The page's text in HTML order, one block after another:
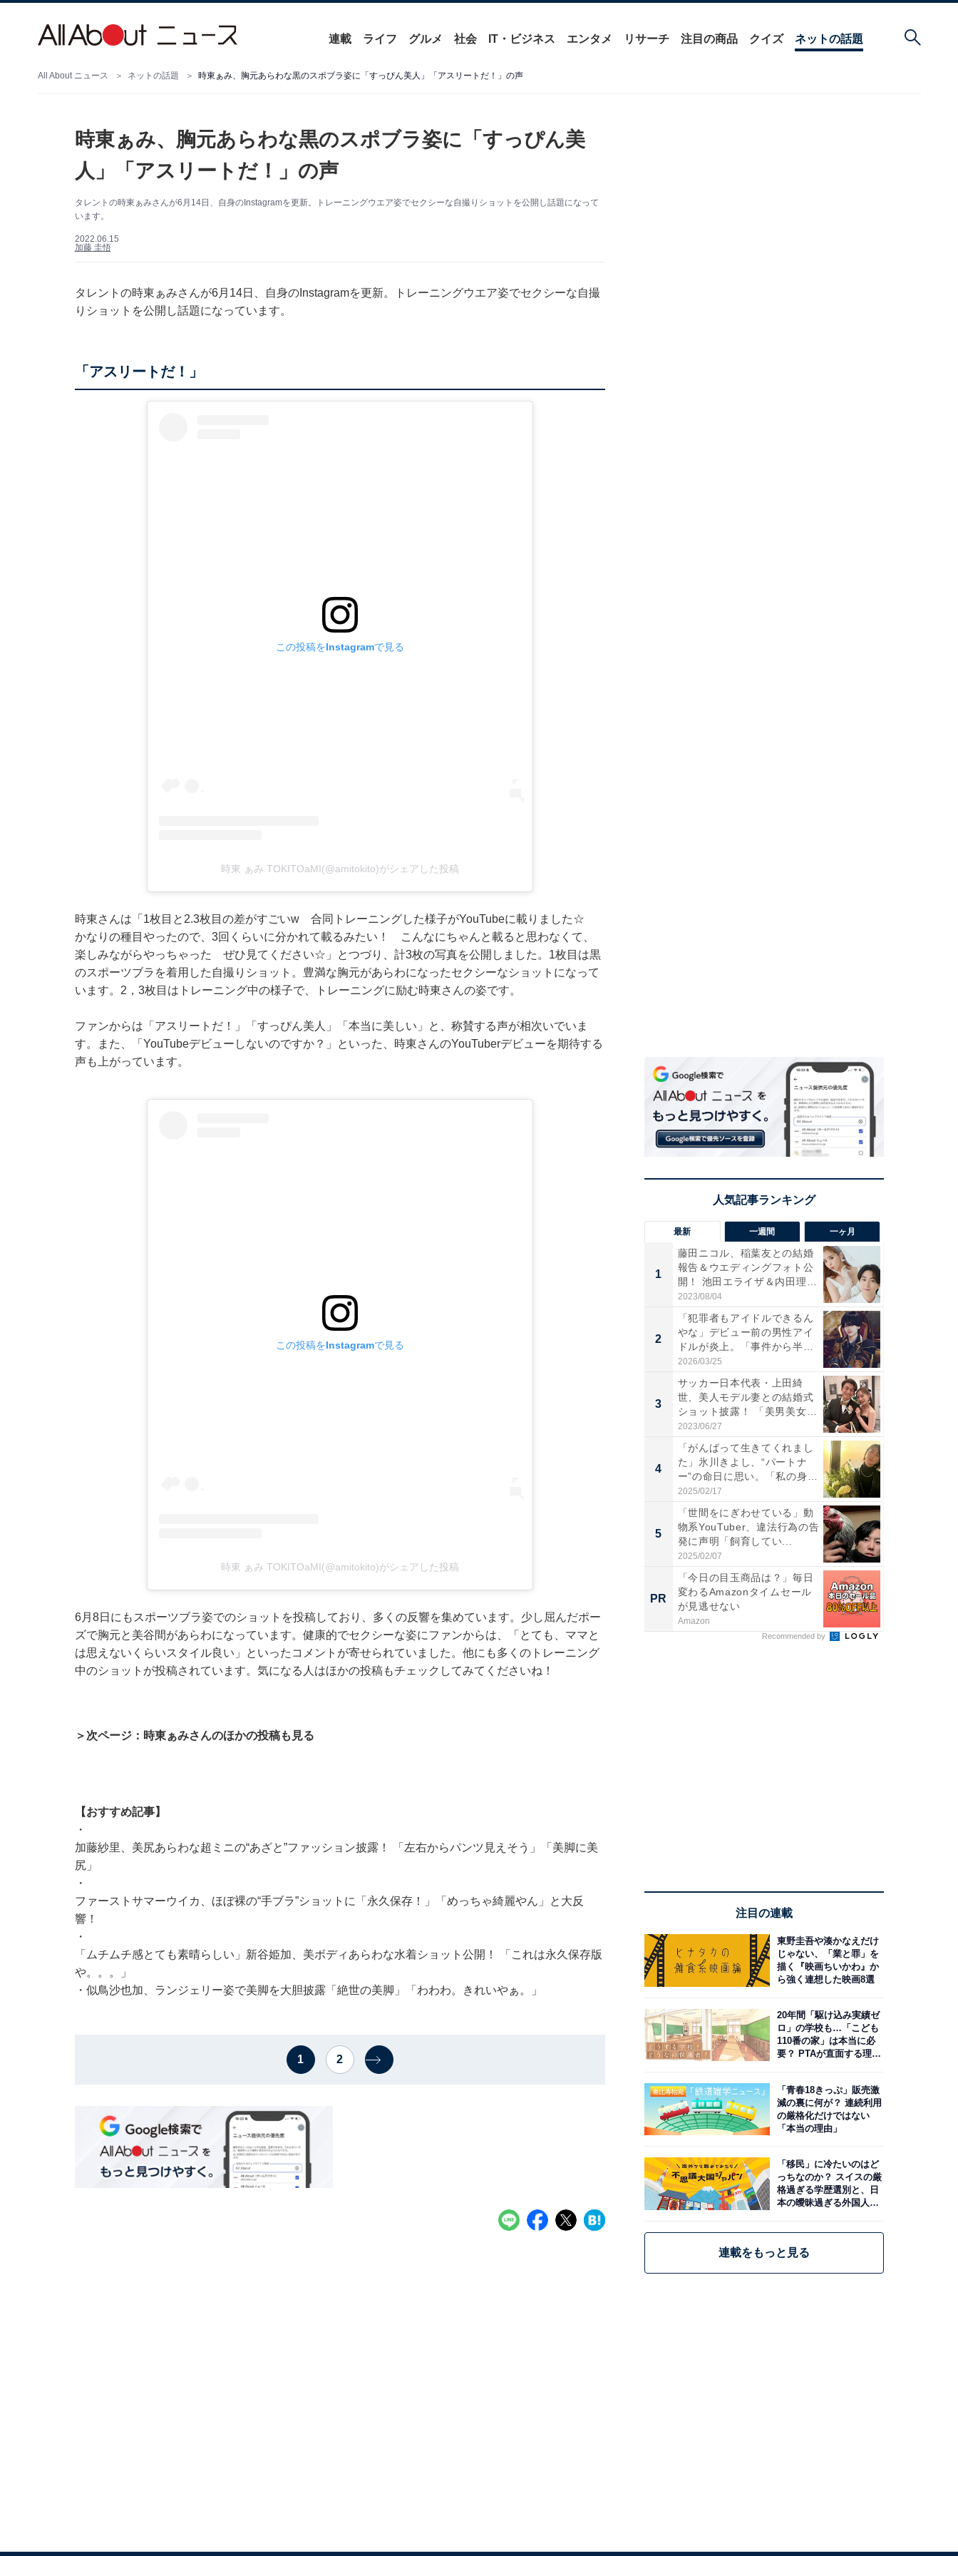
連載 ライフ グルメ 社会 IT・ビジネス エンタメ リサーチ 注目の商品 クイズ ネットの話題
All About ニュース ネットの話題 時東ぁみ、胸元あらわな黒のスポブラ姿に「すっぴん美人」「アスリートだ！」の声
時東ぁみ、胸元あらわな黒のスポブラ姿に「すっぴん美
人」「アスリートだ！」の声
タレントの時東ぁみさんが6月14日、自身のInstagramを更新。トレーニングウエア姿でセクシーな自撮りショットを公開し話題になって
います。
2022.06.15
加藤 圭悟
タレントの時東ぁみさんが6月14日、自身のInstagramを更新。トレーニングウエア姿でセクシーな自撮
りショットを公開し話題になっています。
「アスリートだ！」
この投稿をInstagramで見る
時東 ぁみ TOKITOaMI(@amitokito)がシェアした投稿
時東さんは「1枚目と2.3枚目の差がすごいw 合同トレーニングした様子がYouTubeに載りました☆
かなりの種目やったので、3回くらいに分かれて載るみたい！ こんなにちゃんと載ると思わなくて、
楽しみながらやっちゃった ぜひ見てください☆」とつづり、計3枚の写真を公開しました。1枚目は黒
のスポーツブラを着用した自撮りショット。豊満な胸元があらわになったセクシーなショットになって
います。2，3枚目はトレーニング中の様子で、トレーニングに励む時東さんの姿です。
ファンからは「アスリートだ！」「すっぴん美人」「本当に美しい」と、称賛する声が相次いでいま
す。また、「YouTubeデビューしないのですか？」といった、時東さんのYouTuberデビューを期待する
声も上がっています。
この投稿をInstagramで見る
時東 ぁみ TOKITOaMI(@amitokito)がシェアした投稿
6月8日にもスポーツブラ姿でのショットを投稿しており、多くの反響を集めています。少し屈んだポー
ズで胸元と美谷間があらわになっています。健康的でセクシーな姿にファンからは、「とても、ママと
は思えないくらいスタイル良い」といったコメントが寄せられていました。他にも多くのトレーニング
中のショットが投稿されています。気になる人はほかの投稿もチェックしてみてくださいね！
＞次ページ：時東ぁみさんのほかの投稿も見る
【おすすめ記事】
・
加藤紗里、美尻あらわな超ミニの“あざと”ファッション披露！ 「左右からパンツ見えそう」「美脚に美
尻」
・
ファーストサマーウイカ、ほぼ裸の“手ブラ”ショットに「永久保存！」「めっちゃ綺麗やん」と大反
響！
・
「ムチムチ感とても素晴らしい」新谷姫加、美ボディあらわな水着ショット公開！ 「これは永久保存版
や。。。」
・ 似鳥沙也加、ランジェリー姿で美脚を大胆披露「絶世の美脚」「わわわ。きれいやぁ。」
1 2
最新 一週間 一ヶ月
1
藤田ニコル、稲葉友との結婚
報告＆ウエディングフォト公
開！ 池田エライザ＆内田理
央...
2023/08/04
2
「犯罪者もアイドルできるん
やな」デビュー前の男性アイ
ドルが炎上。「事件から半年
も...
2026/03/25
3
サッカー日本代表・上田綺
世、美人モデル妻との結婚式
ショット披露！ 「美男美女」
「...
2023/06/27
4
「がんばって生きてくれまし
た」氷川きよし、“パートナ
ー”の命日に思い。「私の身
体...
2025/02/17
5
「世間をにぎわせている」動
物系YouTuber、違法行為の告
発に声明「飼育してい...
2025/02/07
PR
「今日の目玉商品は？」毎日
変わるAmazonタイムセール
が見逃せない
Amazon
Recommended by
注目の連載
東野圭吾や湊かなえだけ
じゃない、「業と罪」を
描く『映画ちいかわ』か
ら強く連想した映画8選
20年間「駆け込み実績ゼ
ロ」の学校も…「こども
110番の家」は本当に必
要？ PTAが直面する理想
「青春18きっぷ」販売激
減の裏に何が？ 連続利用
の厳格化だけではない
「本当の理由」
「移民」に冷たいのはど
っちなのか？ スイスの厳
格過ぎる学歴選別と、日
本の曖昧過ぎる外国人政
連載をもっと見る